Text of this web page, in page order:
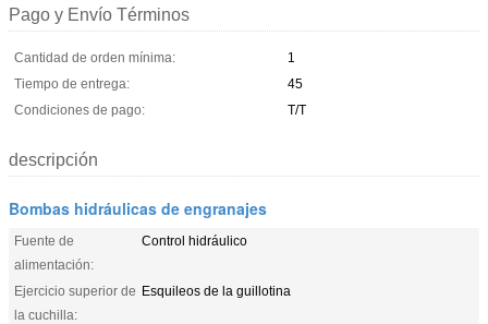
Pago y Envío Términos
Cantidad de orden mínima:
1
Tiempo de entrega:
45
Condiciones de pago:
T/T
descripción
Bombas hidráulicas de engranajes
Fuente de
alimentación:
Control hidráulico
Ejercicio superior de
la cuchilla:
Esquileos de la guillotina